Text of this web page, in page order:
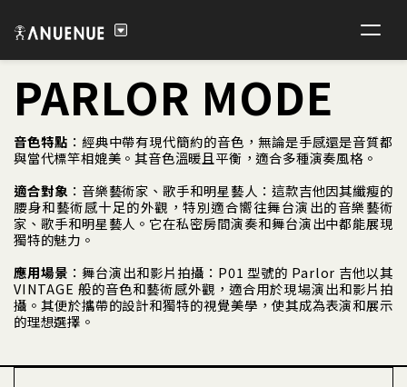
PARLOR MODE
音色特點 ：經典中帶有現代簡約的音色，無論是手感還是音質都
與當代標竿相媲美。其音色溫暖且平衡，適合多種演奏風格。
適合對象 ：音樂藝術家、歌手和明星藝人：這款吉他因其纖瘦的
腰身和藝術感十足的外觀，特別適合嚮往舞台演出的音樂藝術
家、歌手和明星藝人。它在私密房間演奏和舞台演出中都能展現
獨特的魅力。
應用場景 ：舞台演出和影片拍攝：P01 型號的 Parlor 吉他以其
VINTAGE 般的音色和藝術感外觀，適合用於現場演出和影片拍
攝。其便於攜帶的設計和獨特的視覺美學，使其成為表演和展示
的理想選擇。